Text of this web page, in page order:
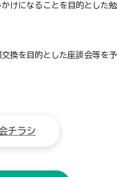
けになることを目的とした勉
換を目的とした座談会等を予
チラシ